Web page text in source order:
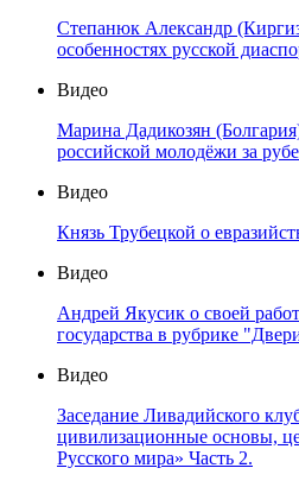
Степанюк Александр
особенностях русской
Видео
Марина Дадикозян
российской молодёжи за
Видео
Князь Трубецкой о
Видео
Андрей Якусик о своей
государства в рубрике
Видео
Заседание Ливадийского
цивилизационные основы,
Русского мира» Часть 2.